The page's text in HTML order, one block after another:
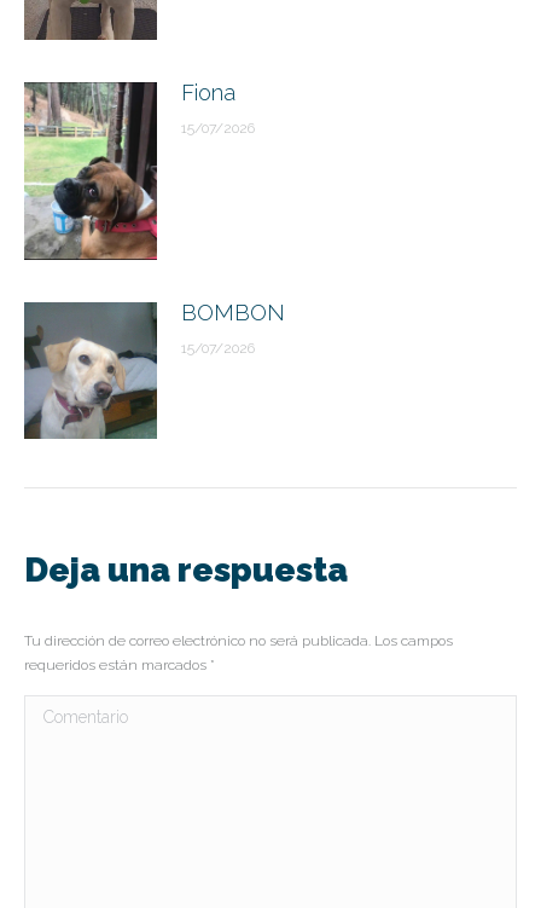
Fiona
15/07/2026
BOMBON
15/07/2026
Deja una respuesta
Tu dirección de correo electrónico no será publicada. Los campos
requeridos están marcados *
Comentario